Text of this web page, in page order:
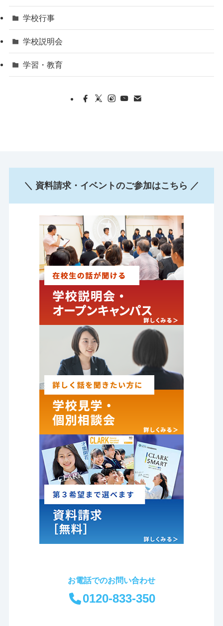
学校行事
学校説明会
学習・教育
＼ 資料請求・イベントのご参加はこちら ／
お電話でのお問い合わせ
0120-833-350